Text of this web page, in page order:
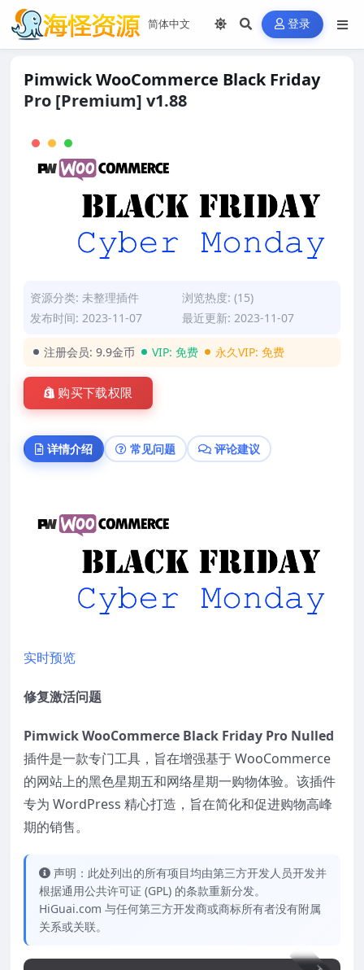
登录
Pimwick WooCommerce Black Friday
Pro [Premium] v1.88
资源分类: 未整理插件
浏览热度: (15)
发布时间: 2023-11-07
最近更新: 2023-11-07
注册会员: 9.9金币 VIP: 免费 永久VIP: 免费
购买下载权限
详情介绍 常见问题 评论建议
实时预览
修复激活问题
Pimwick WooCommerce Black Friday Pro Nulled
插件是一款专门工具，旨在增强基于 WooCommerce
的网站上的黑色星期五和网络星期一购物体验。该插件
专为 WordPress 精心打造，旨在简化和促进购物高峰
期的销售。
声明：此处列出的所有项目均由第三方开发人员开发并
根据通用公共许可证 (GPL) 的条款重新分发。
HiGuai.com 与任何第三方开发商或商标所有者没有附属
关系或关联。